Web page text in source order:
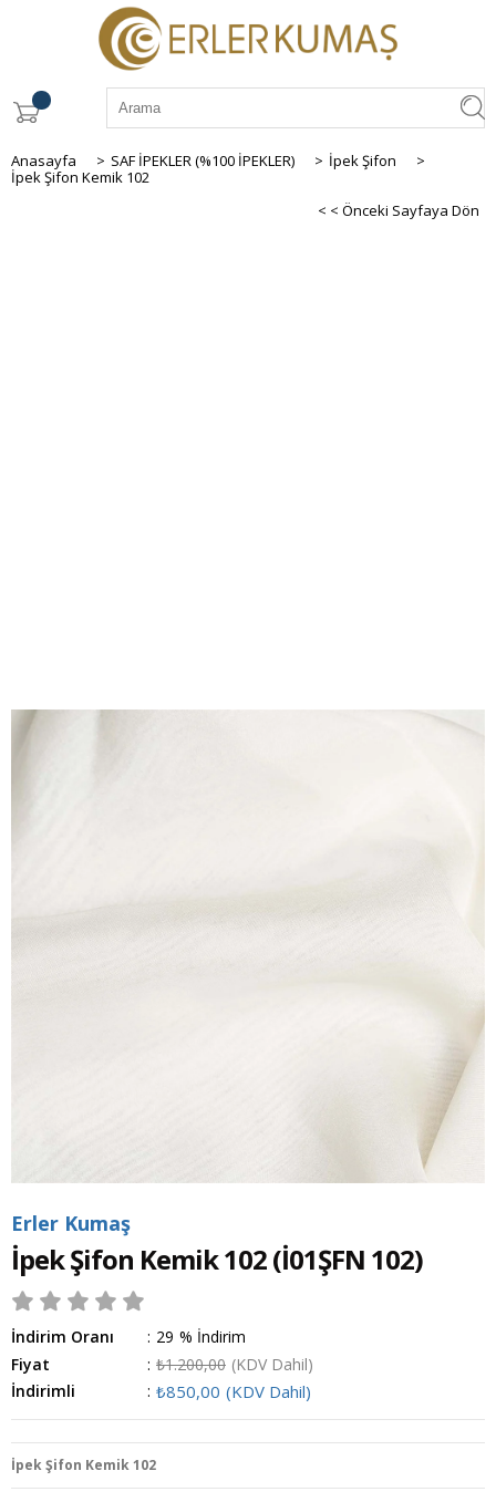
Anasayfa > SAF İPEKLER (%100 İPEKLER) > İpek Şifon
>
İpek Şifon Kemik 102
< < Önceki Sayfaya Dön
Erler Kumaş
İpek Şifon Kemik 102(İ01ŞFN 102)
İndirim Oranı : %
29
İndirim
Fiyat
: ₺1.200,00 (KDV Dahil)
İndirimli
: ₺850,00 (KDV Dahil)
İpek Şifon Kemik 102